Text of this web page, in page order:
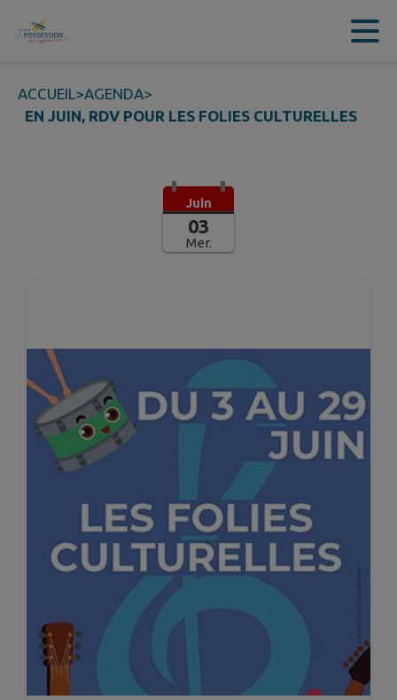
Contenu
ACCUEIL>AGENDA>
EN JUIN, RDV POUR LES FOLIES CULTURELLES
Juin
03
Mer.